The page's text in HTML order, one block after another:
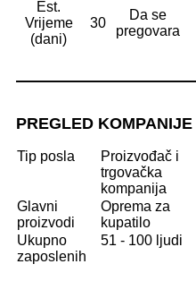
Est.
Vrijeme
(dani)
30
Da se
pregovara
PREGLED KOMPANIJE
Tip posla
Proizvođač i
trgovačka
kompanija
Glavni
proizvodi
Oprema za
kupatilo
Ukupno
zaposlenih
51 - 100 ljudi